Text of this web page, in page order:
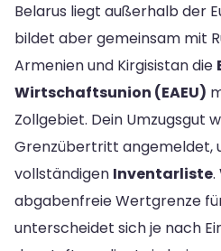
Belarus liegt außerhalb der
bildet aber gemeinsam mit
Armenien und Kirgisistan die
Wirtschaftsunion (EAEU)
Zollgebiet. Dein Umzugsgut
Grenzübertritt angemeldet,
vollständigen Inventarliste.
abgabenfreie Wertgrenze
unterscheidet sich je nach